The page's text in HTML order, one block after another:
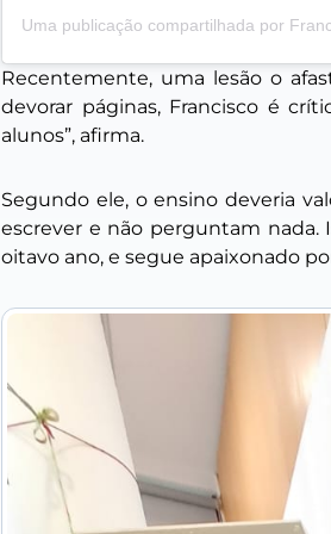
Recentemente, uma lesão o
devorar páginas, Francisco é
alunos”, afirma.
Segundo ele, o ensino deveria
escrever e não perguntam nada.
oitavo ano, e segue apaixonado